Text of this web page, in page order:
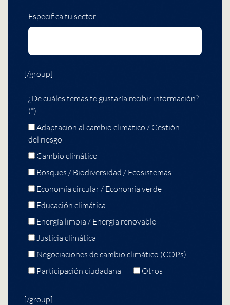
Especifica tu sector
[/group]
¿De cuáles temas te gustaría recibir información?
(*)
Adaptación al cambio climático / Gestión
del riesgo
Cambio climático
Bosques / Biodiversidad / Ecosistemas
Economía circular / Economía verde
Educación climática
Energía limpia / Energía renovable
Justicia climática
Negociaciones de cambio climático (COPs)
Participación ciudadana
Otros
[/group]